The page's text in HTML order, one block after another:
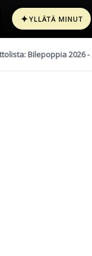
✦YLLÄTÄ MINUT
Bilepoppia 2026